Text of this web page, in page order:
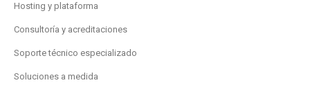
Hosting y plataforma
Consultoría y acreditaciones
Soporte técnico especializado
Soluciones a medida